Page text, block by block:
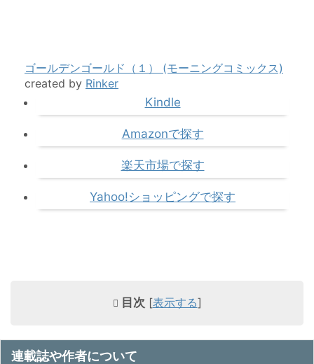
ゴールデンゴールド（１） (モーニングコミックス)
created by Rinker
Kindle
Amazonで探す
楽天市場で探す
Yahoo!ショッピングで探す
目次 [表示する]
連載誌や作者について